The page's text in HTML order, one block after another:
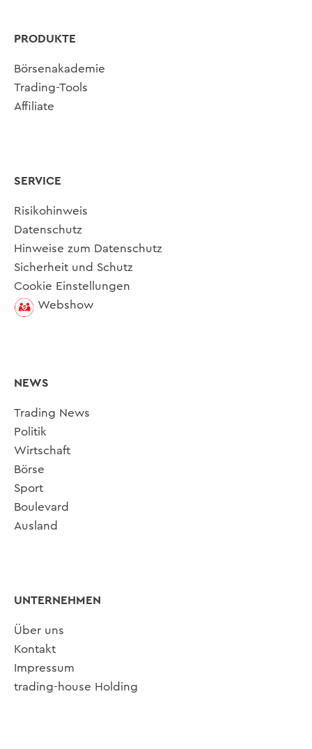
PRODUKTE
Börsenakademie
Trading-Tools
Affiliate
SERVICE
Risikohinweis
Datenschutz
Hinweise zum Datenschutz
Sicherheit und Schutz
Cookie Einstellungen
Webshow
NEWS
Trading News
Politik
Wirtschaft
Börse
Sport
Boulevard
Ausland
UNTERNEHMEN
Über uns
Kontakt
Impressum
trading-house Holding